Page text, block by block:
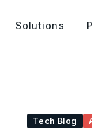
Solutions
Tech Blog